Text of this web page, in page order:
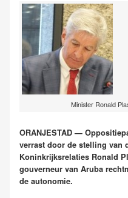
Minister Ronald
ORANJESTAD —
verrast door de stelling van
Koninkrijksrelaties Ronald
gouverneur van Aruba
de autonomie.